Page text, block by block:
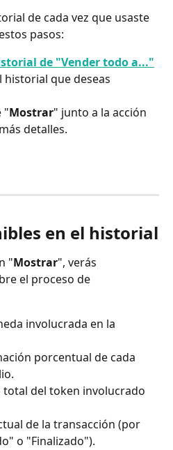
de cada vez que usaste
pasos:
de "Vender todo a..."
historial que deseas
"Mostrar" junto a la acción
detalles.
en el historial
"Mostrar", verás
el proceso de
involucrada en la
porcentual de cada
total del token involucrado
de la transacción (por
o "Finalizado").